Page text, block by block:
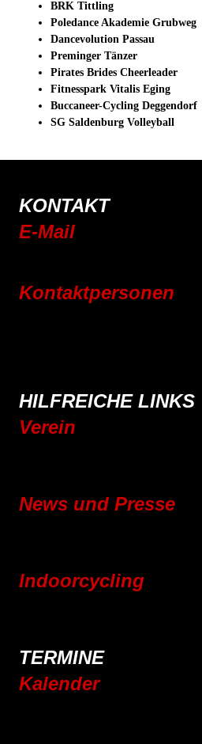
BRK Tittling
Poledance Akademie Grubweg
Dancevolution Passau
Preminger Tänzer
Pirates Brides Cheerleader
Fitnesspark Vitalis Eging
Buccaneer-Cycling Deggendorf
SG Saldenburg Volleyball
KONTAKT
E-Mail
Kontaktpersonen
HILFREICHE LINKS
Verein
News und Presse
Indoorcycling
TERMINE
Kalender